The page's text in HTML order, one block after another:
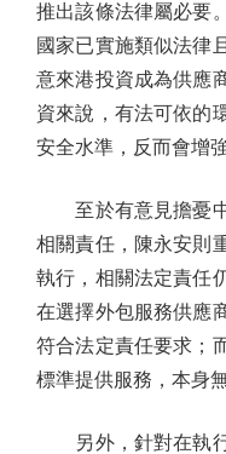
推出該條法律屬必要
國家已實施類似法律
意來港投資成為供應
資來說，有法可依的
安全水準，反而會增
至於有意見擔憂中
相關責任，陳永安則
執行，相關法定責任
在選擇外包服務供應
符合法定責任要求；
標準提供服務，本身
另外，針對在執行